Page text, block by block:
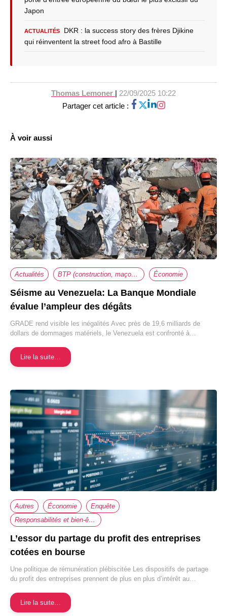
Japon
ACTUALITÉS
DKR : la success story des frères Djikine
qui réinventent la street food afro à Bastille
Thomas Lemoner | 22/09/2025 10:22
Partager cet article :
À voir aussi
Actualités BTP (construction, maçonnerie, travaux,...) Économie
Séisme au Venezuela: La Banque Mondiale
évalue l’ampleur des dégâts
GRADE rend visible les inégalités Avec près de 19,6 milliards de
dollars de dommages matériels, le Venezuela est confronté à…
Lire la suite…
Autres Économie
Enquête
Responsabilités et bien-être au travail
L’essor du partage du profit des entreprises
cotées en bourse
Une politique de rémunération plébiscitée Les dispositifs de partage
du profit des entreprises prennent de plus en plus d’intérêt au…
Lire la suite…